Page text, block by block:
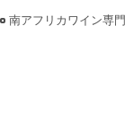
南アフリカワイン専